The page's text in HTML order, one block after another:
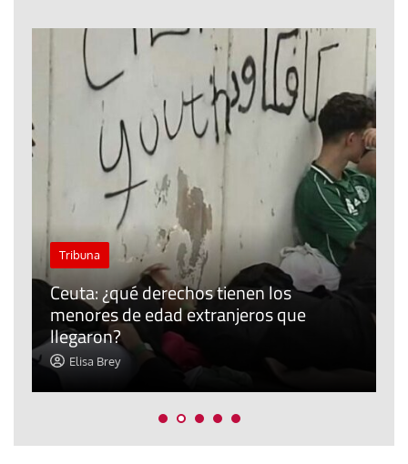
Tribuna
Ceuta: ¿qué derechos tienen los
menores de edad extranjeros que
llegaron?
Elisa Brey